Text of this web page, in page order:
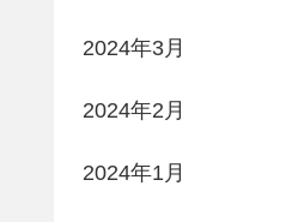
2024年3月
2024年2月
2024年1月